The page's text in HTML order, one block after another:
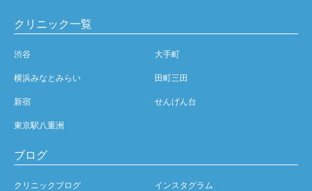
クリニック一覧
渋谷 大手町
横浜みなとみらい 田町三田
新宿 せんげん台
東京駅八重洲
ブログ
クリニックブログ インスタグラム